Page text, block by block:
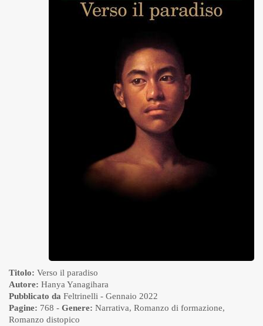
Titolo: Verso il paradiso
Autore: Hanya Yanagihara
Pubblicato da Feltrinelli - Gennaio 2022
Pagine: 768 - Genere: Narrativa, Romanzo di formazione,
Romanzo distopico